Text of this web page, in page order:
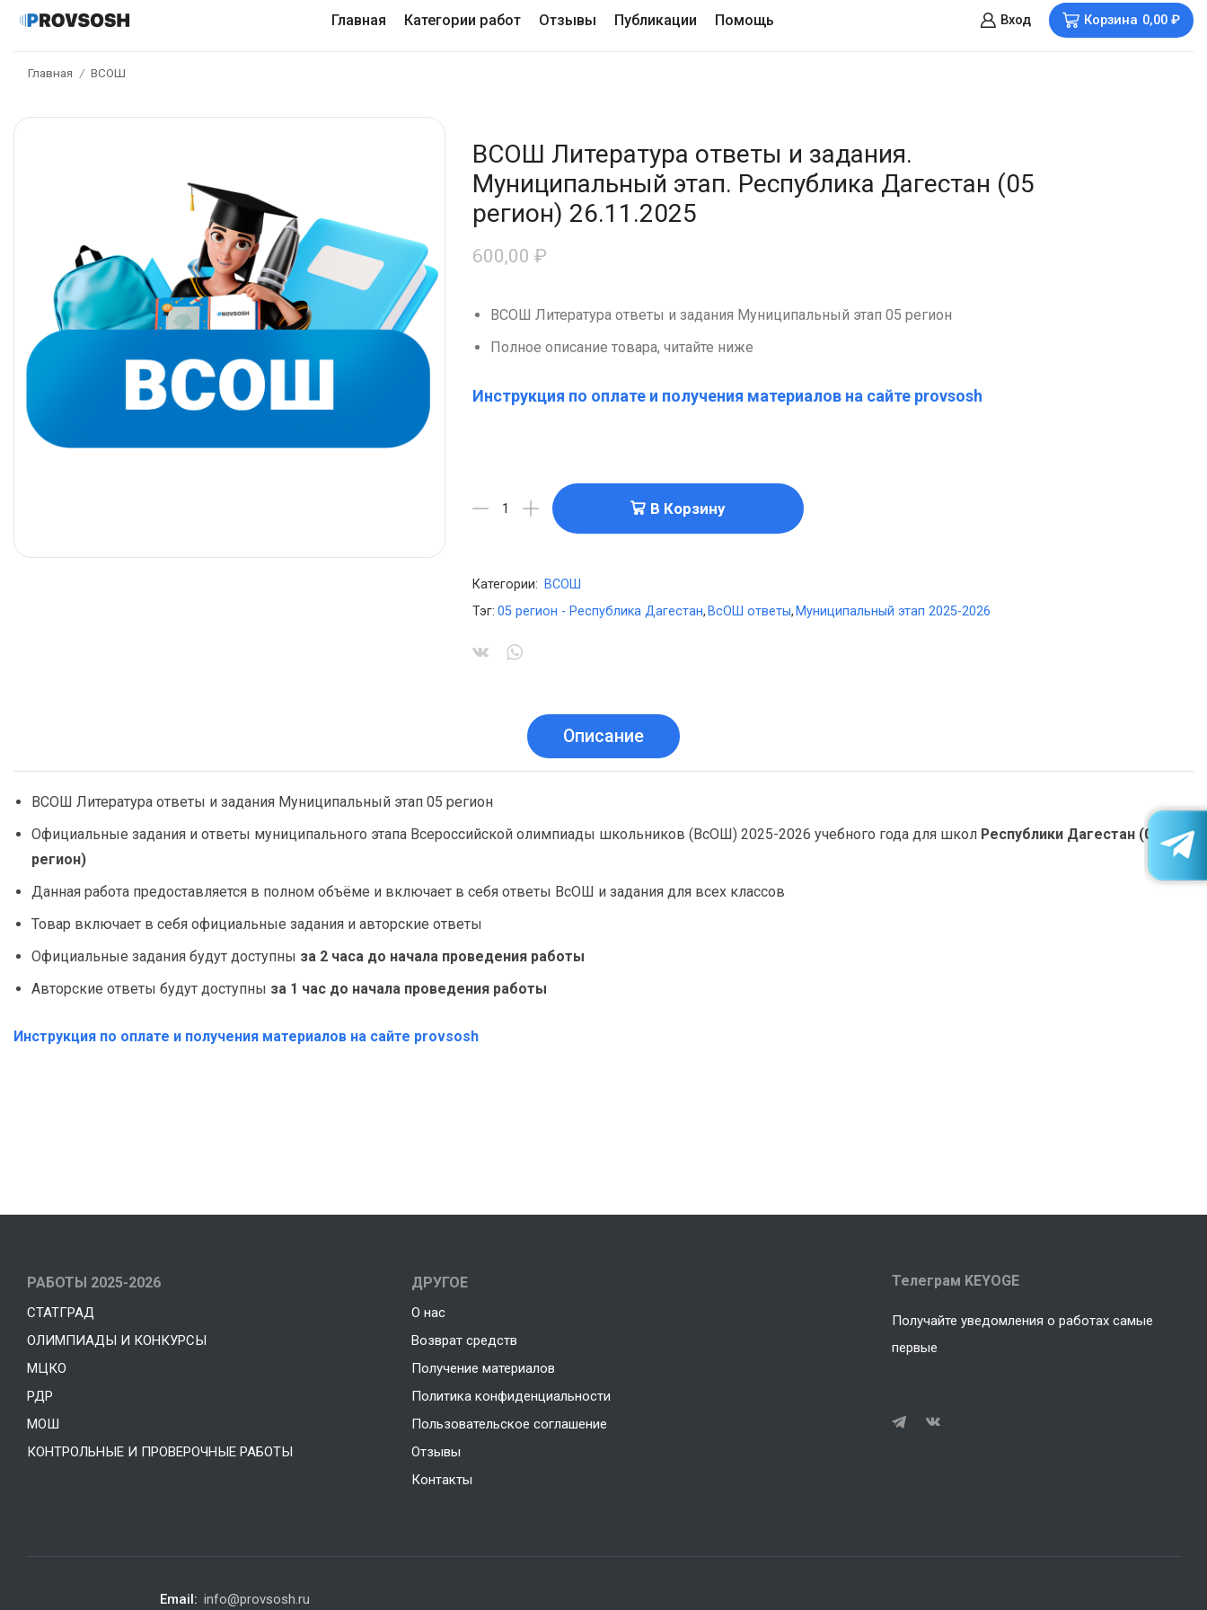
Главная Категории работ Отзывы Публикации Помощь Вход Корзина 0,00 ₽
Главная / ВСОШ
ВСОШ Литература ответы и задания.
Муниципальный этап. Республика Дагестан (05
регион) 26.11.2025
600,00 ₽
ВСОШ Литература ответы и задания Муниципальный этап 05 регион
Полное описание товара, читайте ниже
Инструкция по оплате и получения материалов на сайте provsosh
В Корзину
Категории: ВСОШ
Тэг: 05 регион - Республика Дагестан, ВсОШ ответы, Муниципальный этап 2025-2026
Описание
ВСОШ Литература ответы и задания Муниципальный этап 05 регион
Официальные задания и ответы муниципального этапа Всероссийской олимпиады школьников (ВсОШ) 2025-2026 учебного года для школ Республики Дагестан (05
регион)
Данная работа предоставляется в полном объёме и включает в себя ответы ВсОШ и задания для всех классов
Товар включает в себя официальные задания и авторские ответы
Официальные задания будут доступны за 2 часа до начала проведения работы
Авторские ответы будут доступны за 1 час до начала проведения работы
Инструкция по оплате и получения материалов на сайте provsosh
РАБОТЫ 2025-2026
СТАТГРАД
ОЛИМПИАДЫ И КОНКУРСЫ
МЦКО
РДР
МОШ
КОНТРОЛЬНЫЕ И ПРОВЕРОЧНЫЕ РАБОТЫ
ДРУГОЕ
О нас
Возврат средств
Получение материалов
Политика конфиденциальности
Пользовательское соглашение
Отзывы
Контакты
Телеграм KEYOGE
Получайте уведомления о работах самые
первые
Email: info@provsosh.ru